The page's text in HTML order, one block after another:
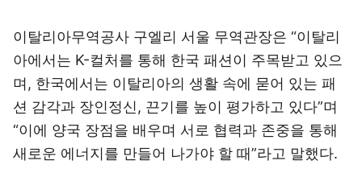
이탈리아무역공사 구엘리 서울 무역관장은 “이탈리
아에서는 K-컬처를 통해 한국 패션이 주목받고 있으
며, 한국에서는 이탈리아의 생활 속에 묻어 있는 패
션 감각과 장인정신, 끈기를 높이 평가하고 있다”며
“이에 양국 장점을 배우며 서로 협력과 존중을 통해
새로운 에너지를 만들어 나가야 할 때”라고 말했다.